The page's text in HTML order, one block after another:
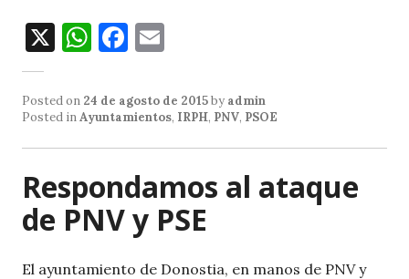
X W
at
s
A
p
p
F
c
e
b
o
o
k
ai
l
Posted on 24 de agosto de 2015by admin
Posted inAyuntamientos, IRPH, PNV, PSOE
Respondamos al ataque
de PNV y PSE
El ayuntamiento de Donostia, en manos de PNV y